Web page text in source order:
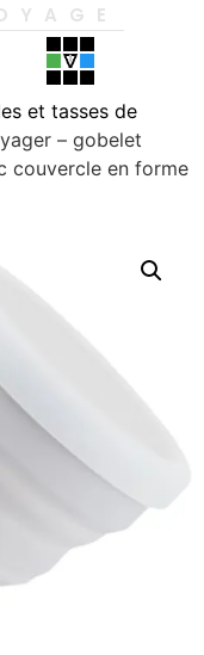
et tasses de
– gobelet
couvercle en forme